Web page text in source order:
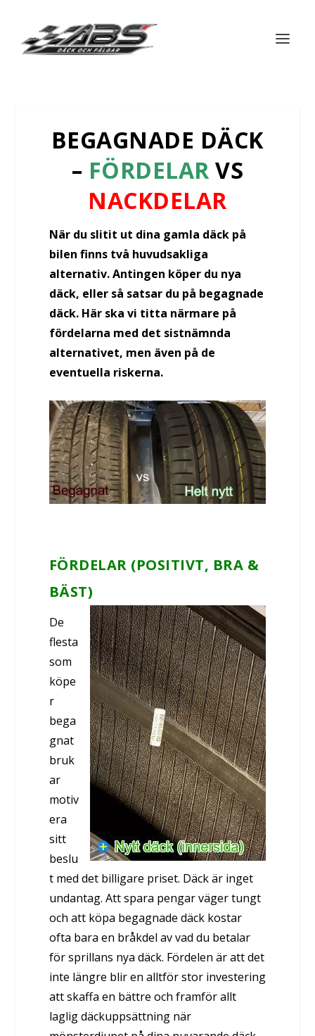
BEGAGNADE DÄCK
– FÖRDELAR VS
NACKDELAR
När du slitit ut dina gamla däck på
bilen finns två huvudsakliga
alternativ. Antingen köper du nya
däck, eller så satsar du på begagnade
däck. Här ska vi titta närmare på
fördelarna med det sistnämnda
alternativet, men även på de
eventuella riskerna.
FÖRDELAR (POSITIVT, BRA &
BÄST)
De
flesta
som
köpe
r
bega
gnat
bruk
ar
motiv
era
sitt
beslu
t med det billigare priset. Däck är inget
undantag. Att spara pengar väger tungt
och att köpa begagnade däck kostar
ofta bara en bråkdel av vad du betalar
för sprillans nya däck. Fördelen är att det
inte längre blir en alltför stor investering
att skaffa en bättre och framför allt
laglig däckuppsättning när